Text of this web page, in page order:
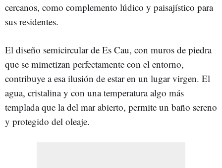
cercanos, como complemento lúdico y paisajístico para
sus residentes.
El diseño semicircular de Es Cau, con muros de piedra
que se mimetizan perfectamente con el entorno,
contribuye a esa ilusión de estar en un lugar virgen. El
agua, cristalina y con una temperatura algo más
templada que la del mar abierto, permite un baño sereno
y protegido del oleaje.